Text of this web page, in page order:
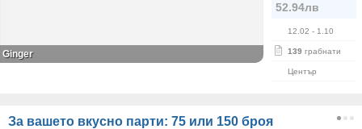
52.94лв
12.02 - 1.10
139 грабнати
Център
Ginger
За вашето вкусно парти: 75 или 150 броя